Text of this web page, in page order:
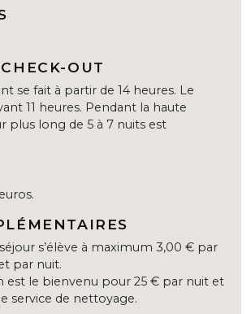
OUT
se fait à partir de 14 heures. Le
11 heures. Pendant la haute
plus long de 5 à 7 nuits est
s’élève à maximum 3,00 € par
par nuit.
est le bienvenu pour 25 € par nuit et
service de nettoyage.